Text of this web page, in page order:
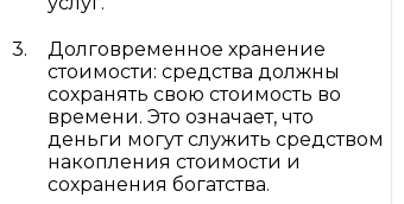
Долговременное хранение
стоимости: средства должны
сохранять свою стоимость во
времени. Это означает, что
деньги могут служить средством
накопления стоимости и
сохранения богатства.